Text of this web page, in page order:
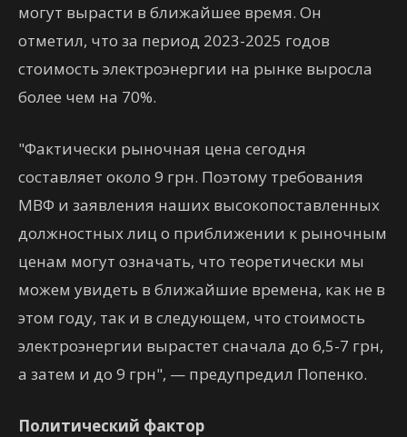
могут вырасти в ближайшее время. Он
отметил, что за период 2023-2025 годов
стоимость электроэнергии на рынке выросла
более чем на 70%.
"Фактически рыночная цена сегодня
составляет около 9 грн. Поэтому требования
МВФ и заявления наших высокопоставленных
должностных лиц о приближении к рыночным
ценам могут означать, что теоретически мы
можем увидеть в ближайшие времена, как не в
этом году, так и в следующем, что стоимость
электроэнергии вырастет сначала до 6,5-7 грн,
а затем и до 9 грн", — предупредил Попенко.
Политический фактор